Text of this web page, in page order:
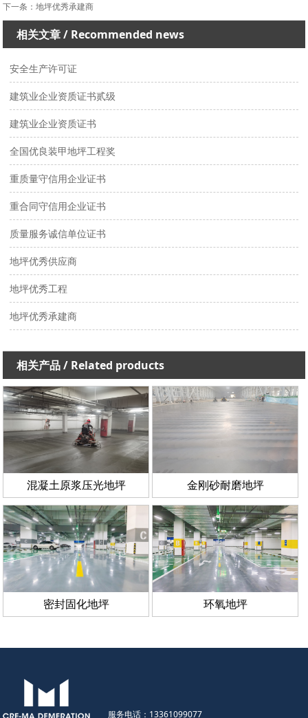
下一条：地坪优秀承建商
相关文章/ Recommended news
安全生产许可证
建筑业企业资质证书贰级
建筑业企业资质证书
全国优良装甲地坪工程奖
重质量守信用企业证书
重合同守信用企业证书
质量服务诚信单位证书
地坪优秀供应商
地坪优秀工程
地坪优秀承建商
相关产品/ Related products
混凝土原浆压光地坪 金刚砂耐磨地坪
密封固化地坪 环氧地坪
服务电话：13361099077